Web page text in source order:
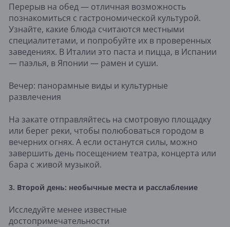
Перерыв на обед — отличная возможность
познакомиться с гастрономической культурой.
Узнайте, какие блюда считаются местными
специалитетами, и попробуйте их в проверенных
заведениях. В Италии это паста и пицца, в Испании
— паэлья, в Японии — рамен и суши.
Вечер: панорамные виды и культурные
развлечения
На закате отправляйтесь на смотровую площадку
или берег реки, чтобы полюбоваться городом в
вечерних огнях. А если останутся силы, можно
завершить день посещением театра, концерта или
бара с живой музыкой.
3. Второй день: необычные места и расслабление
Исследуйте менее известные
достопримечательности